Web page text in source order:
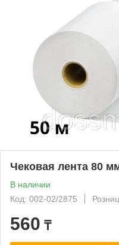
Чековая лента 80
В наличии
Код: 002-02/2875
560 ₸